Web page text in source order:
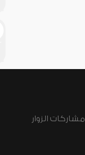
مشاركات الزوار